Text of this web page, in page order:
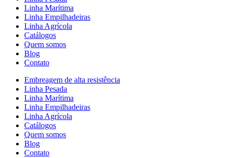
Linha Marítima
Linha Empilhadeiras
Linha Agrícola
Catálogos
Quem somos
Blog
Contato
Embreagem de alta resistência
Linha Pesada
Linha Marítima
Linha Empilhadeiras
Linha Agrícola
Catálogos
Quem somos
Blog
Contato